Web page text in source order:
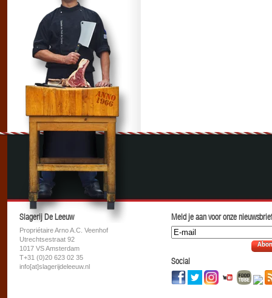
Slagerij De Leeuw
Propriétaire Arno A.C. Veenhof
Utrechtsestraat 92
1017 VS Amsterdam
T+31 (0)20 623 02 35
info[at]slagerijdeleeuw.nl
Meld je aan voor onze
Social